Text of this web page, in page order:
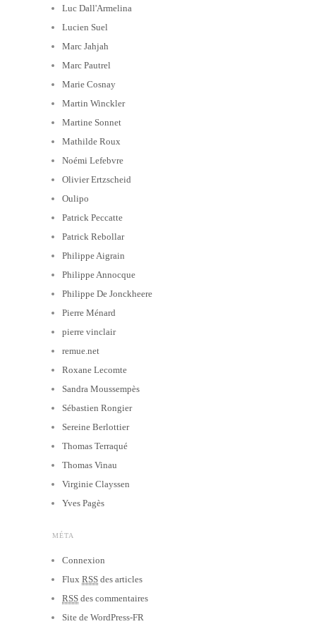
Luc Dall'Armelina
Lucien Suel
Marc Jahjah
Marc Pautrel
Marie Cosnay
Martin Winckler
Martine Sonnet
Mathilde Roux
Noémi Lefebvre
Olivier Ertzscheid
Oulipo
Patrick Peccatte
Patrick Rebollar
Philippe Aigrain
Philippe Annocque
Philippe De Jonckheere
Pierre Ménard
pierre vinclair
remue.net
Roxane Lecomte
Sandra Moussempès
Sébastien Rongier
Sereine Berlottier
Thomas Terraqué
Thomas Vinau
Virginie Clayssen
Yves Pagès
MÉTA
Connexion
Flux RSS des articles
RSS des commentaires
Site de WordPress-FR